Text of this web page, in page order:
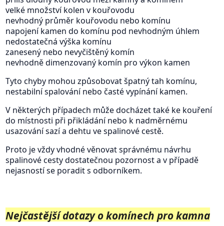
velké množství kolen v kouřovodu
nevhodný průměr kouřovodu nebo komínu
napojení kamen do komínu pod nevhodným úhlem
nedostatečná výška komínu
zanesený nebo nevyčištěný komín
nevhodně dimenzovaný komín pro výkon kamen
Tyto chyby mohou způsobovat špatný tah komínu,
nestabilní spalování nebo časté vypínání kamen.
V některých případech může docházet také ke kouření
do místnosti při přikládání nebo k nadměrnému
usazování sazí a dehtu ve spalinové cestě.
Proto je vždy vhodné věnovat správnému návrhu
spalinové cesty dostatečnou pozornost a v případě
nejasností se poradit s odborníkem.
Nejčastější dotazy o komínech pro kamna